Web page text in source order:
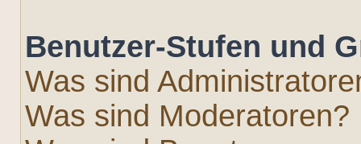
Benutzer-Stufen und
Was sind
Was sind Moderatoren?